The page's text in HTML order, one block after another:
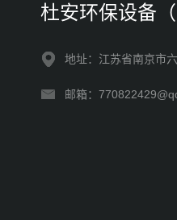
杜安环保设备
地址：江苏省南京市
邮箱：